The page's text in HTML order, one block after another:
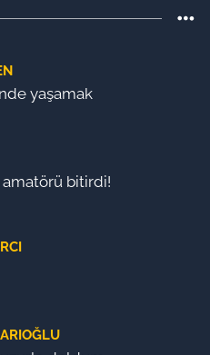
yaşamak
bitirdi!